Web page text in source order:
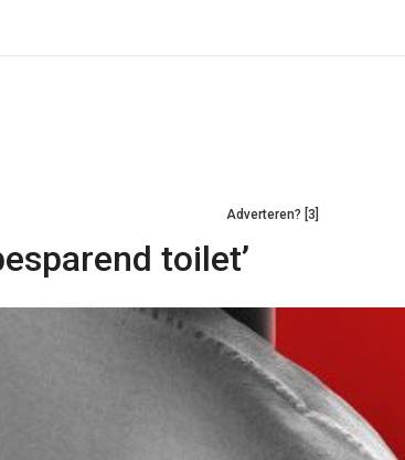
Adverteren? [3]
toilet’